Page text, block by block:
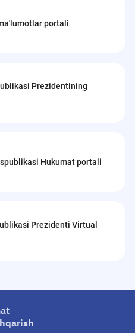
portali
Prezidentining
Hukumat portali
Prezidenti Virtual